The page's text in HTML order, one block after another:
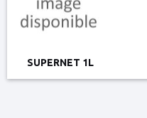
SUPERNET 1L